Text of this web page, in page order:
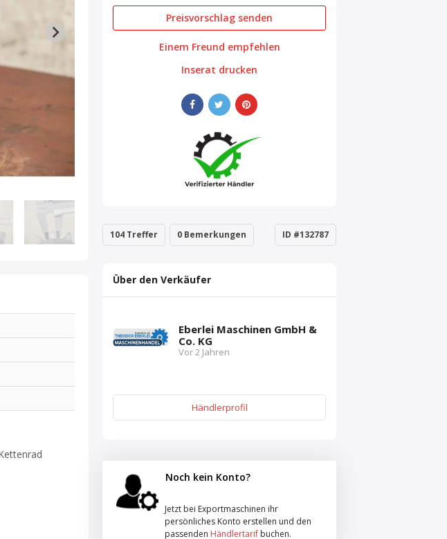
Preisvorschlag senden
Einem Freund empfehlen
Inserat drucken
104 Treffer 0 Bemerkungen ID #132787
Über den Verkäufer
Eberlei Maschinen GmbH &
Co. KG
Vor 2 Jahren
Händlerprofil
Noch kein Konto?
Jetzt bei Exportmaschinen ihr
persönliches Konto erstellen und den
passenden Händlertarif buchen.